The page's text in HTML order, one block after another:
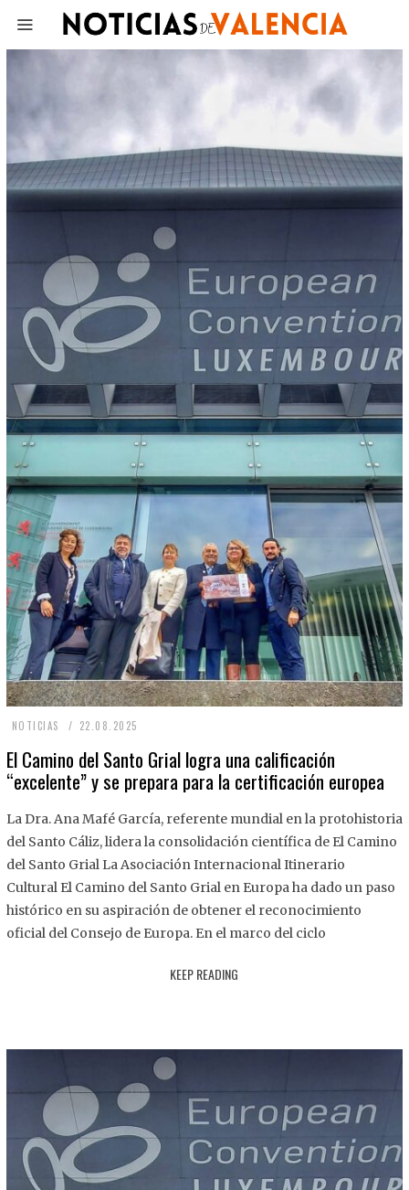
NOTICIAS 22.08.2025
.
8
2
2
El Camino del Santo Grial logra una calificación
“excelente” y se prepara para la certificación europea
La Dra. Ana Mafé García, referente mundial en la protohistoria
del Santo Cáliz, lidera la consolidación científica de El Camino
del Santo Grial La Asociación Internacional Itinerario
Cultural El Camino del Santo Grial en Europa ha dado un paso
histórico en su aspiración de obtener el reconocimiento
oficial del Consejo de Europa. En el marco del ciclo
KEEP READING